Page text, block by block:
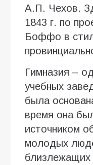
А.П. Чехов.
1843 г. по
Боффо в
Гимназия –
учебных
была
время она
источником
молодых
близлежащих